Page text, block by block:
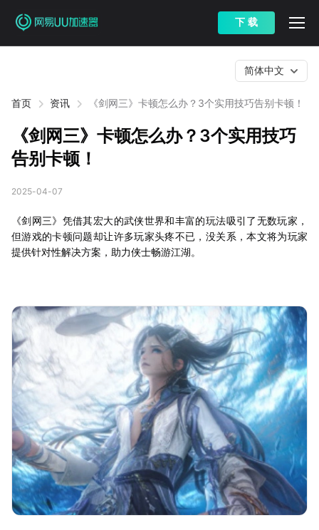
下 载
首页 资讯 《剑网三》卡顿怎么办？3个实用技巧告别卡顿！
简体中文
《剑网三》卡顿怎么办？3个实用技巧
告别卡顿！
2025-04-07
《剑网三》凭借其宏大的武侠世界和丰富的玩法吸引了无数玩家，
但游戏的卡顿问题却让许多玩家头疼不已，没关系，本文将为玩家
提供针对性解决方案，助力侠士畅游江湖。